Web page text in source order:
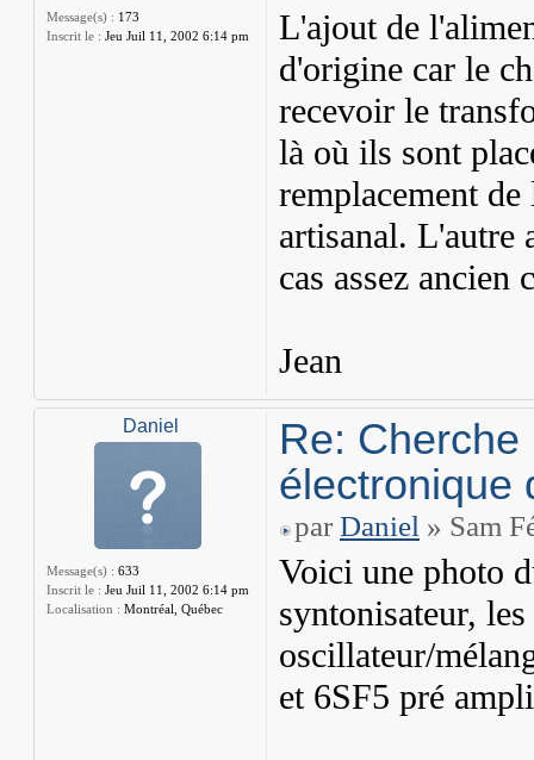
Message(s) : 173
Inscrit le : Jeu Juil 11, 2002 6:14 pm
L'ajout de
d'origine car le
recevoir le
là où ils sont
remplacement de
artisanal. L'autre
cas assez
Jean
Daniel
Message(s) : 633
Inscrit le : Jeu Juil 11, 2002 6:14 pm
Localisation : Montréal, Québec
Re:
électronique
par Daniel » Sam
Voici une photo
syntonisateur,
oscillateur/
et 6SF5 pré